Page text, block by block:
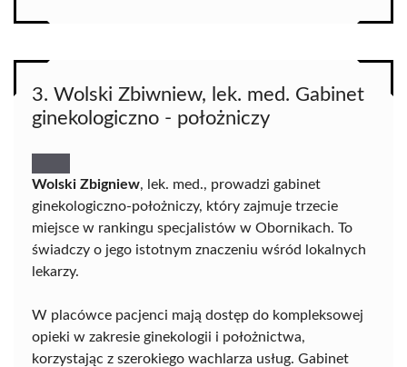
3. Wolski Zbiwniew, lek. med. Gabinet
ginekologiczno - położniczy
Wolski Zbigniew, lek. med., prowadzi gabinet
ginekologiczno-położniczy, który zajmuje trzecie
miejsce w rankingu specjalistów w Obornikach. To
świadczy o jego istotnym znaczeniu wśród lokalnych
lekarzy.
W placówce pacjenci mają dostęp do kompleksowej
opieki w zakresie ginekologii i położnictwa,
korzystając z szerokiego wachlarza usług. Gabinet